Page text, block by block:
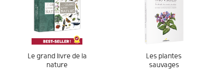
Le grand livre de la
nature
Les plantes
sauvages